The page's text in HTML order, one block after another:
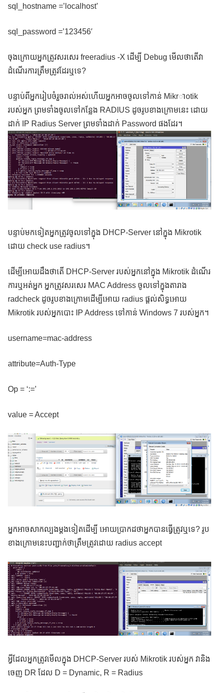
sql_hostname =’localhost’
sql_password =’123456′
ចុងក្រោយអ្នកត្រូវសរសេរ freeradius -X ដើម្បី Debug មើលថាតើវា
ដំណើរការត្រឹមត្រូវដែរឬទេ?
បន្ទាប់ពីអ្នករៀបចំរួចរាល់អស់ហើយអ្នកអាចចូលទៅកាន់ Mikrាotik
របស់អ្នក ព្រមទាំងចូលទៅកន្លែង RADIUS ដូចរូបខាងក្រោមនេះ ដោយ
ដាក់ IP Radius Server ព្រមទាំងដាក់ Password ផងដែរ។
បន្ទាប់មកទៀតអ្នកត្រូវចូលទៅក្នុង DHCP-Server នៅក្នុង Mikrotik
ដោយ check use radius។
ដើម្បីអោយដឹងថាតើ DHCP-Server របស់អ្នកនៅក្នុង Mikrotik ដំណើរ
ការឬអត់អ្នក អ្នកត្រូវសរសេរ MAC Address ចូលទៅក្នុងតារាង
radcheck ដូចរូបខាងក្រោមដើម្បីអោយ radius ផ្តល់សិទ្ធអោយ
Mikrotik របស់អ្នកបោះ IP Address ទៅកាន់ Windows 7 របស់អ្នក។
username=mac-address
attribute=Auth-Type
Op = ‘:=’
value = Accept
អ្នកអាចសាកល្បងម្តងទៀតដើម្បី អោយប្រាកដថាអ្នកបានធ្វើត្រូវឬទេ? រូប
ខាងក្រោមនេះបញ្ជាក់ថាត្រឹមត្រូវដោយ radius accept
អ្វីដែលអ្នកត្រូវមើលក្នុង DHCP-Server របស់ Mikrotik របស់អ្នក វានិង
ចេញ DR ដែល D = Dynamic, R = Radius